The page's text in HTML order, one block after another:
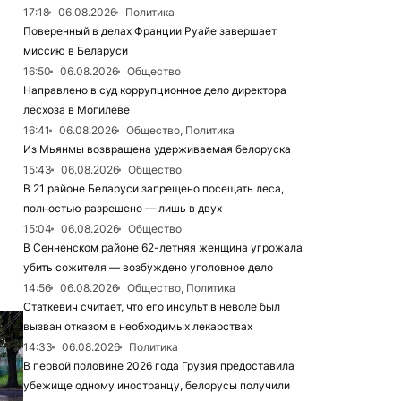
17:18 06.08.2026
Политика
Поверенный в делах Франции Руайе завершает
миссию в Беларуси
16:50
06.08.2026
Общество
Направлено в суд коррупционное дело директора
лесхоза в Могилеве
16:41
06.08.2026
Общество, Политика
Из Мьянмы возвращена удерживаемая белоруска
15:43
06.08.2026
Общество
В 21 районе Беларуси запрещено посещать леса,
полностью разрешено — лишь в двух
15:04
06.08.2026
Общество
В Сенненском районе 62-летняя женщина угрожала
убить сожителя — возбуждено уголовное дело
14:56
06.08.2026
Общество, Политика
Статкевич считает, что его инсульт в неволе был
вызван отказом в необходимых лекарствах
14:33
06.08.2026
Политика
В первой половине 2026 года Грузия предоставила
убежище одному иностранцу, белорусы получили